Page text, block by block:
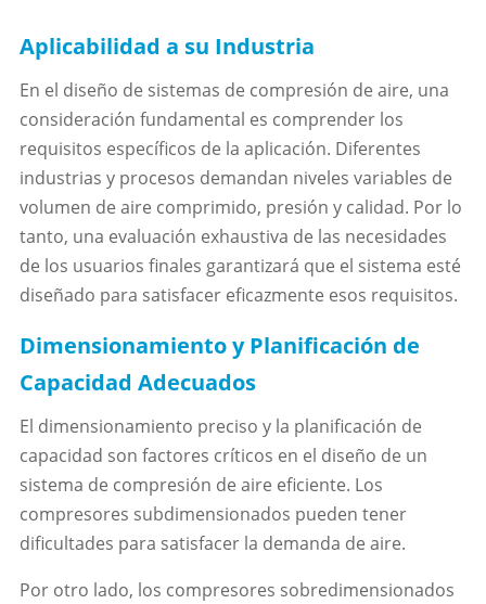
Aplicabilidad a su Industria
En el diseño de sistemas de compresión de aire, una
consideración fundamental es comprender los
requisitos específicos de la aplicación. Diferentes
industrias y procesos demandan niveles variables de
volumen de aire comprimido, presión y calidad. Por lo
tanto, una evaluación exhaustiva de las necesidades
de los usuarios finales garantizará que el sistema esté
diseñado para satisfacer eficazmente esos requisitos.
Dimensionamiento y Planificación de
Capacidad Adecuados
El dimensionamiento preciso y la planificación de
capacidad son factores críticos en el diseño de un
sistema de compresión de aire eficiente. Los
compresores subdimensionados pueden tener
dificultades para satisfacer la demanda de aire.
Por otro lado, los compresores sobredimensionados